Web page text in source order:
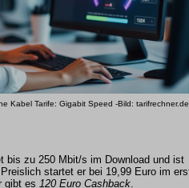
Kabel Tarife: Gigabit Speed -Bild: tarifrechner.de
bis zu 250 Mbit/s im Download und ist
startet er bei 19,99 Euro im
gibt es 120 Euro Cashback.